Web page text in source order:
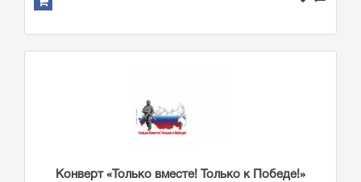
Конверт «Только вместе! Только к Победе!»